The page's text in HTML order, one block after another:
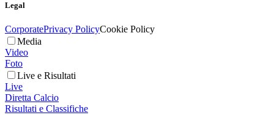
Legal
CorporatePrivacy PolicyCookie Policy
Media
Video
Foto
Live e Risultati
Live
Diretta Calcio
Risultati e Classifiche